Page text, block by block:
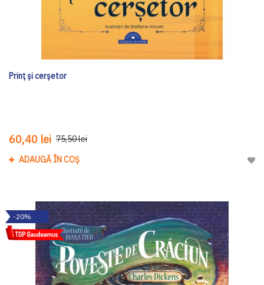
Prinț și cerșetor
60,40 lei 75,50 lei
ADAUGĂ ÎN COȘ
-20%